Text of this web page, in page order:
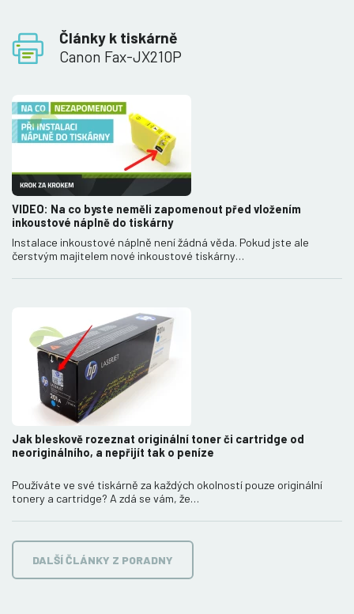
Články k tiskárně
Canon Fax-JX210P
VIDEO: Na co byste neměli zapomenout před vložením
inkoustové náplně do tiskárny
Instalace inkoustové náplně není žádná věda. Pokud jste ale
čerstvým majitelem nové inkoustové tiskárny…
Jak bleskově rozeznat originální toner či cartridge od
neoriginálního, a nepřijít tak o peníze
Používáte ve své tiskárně za každých okolností pouze originální
tonery a cartridge? A zdá se vám, že…
DALŠÍ ČLÁNKY Z PORADNY